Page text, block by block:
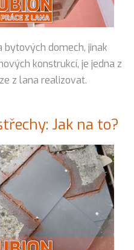
bytových domech, jinak
konstrukcí, je jedna z
z lana realizovat.
Jak na to?